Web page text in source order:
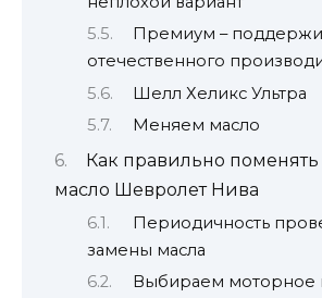
Премиум –
отечественного
Шелл Хеликс Ультра
Меняем масло
Как правильно
масло Шевролет Нива
Периодичность
замены масла
Выбираем моторное